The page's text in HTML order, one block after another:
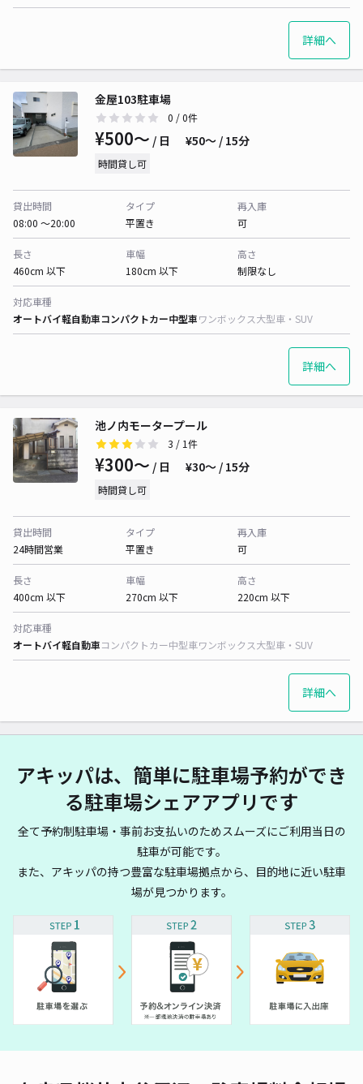
詳細へ
金屋103駐車場
0 / 0件
¥500〜 / 日 ¥50〜 / 15分
時間貸し可
貸出時間
08:00 〜20:00
タイプ
平置き
再入庫
可
長さ
460cm 以下
車幅
180cm 以下
高さ
制限なし
対応車種
オートバイ軽自動車コンパクトカー中型車ワンボックス大型車・SUV
詳細へ
池ノ内モータープール
3 / 1件
¥300〜 / 日 ¥30〜 / 15分
時間貸し可
貸出時間
24時間営業
タイプ
平置き
再入庫
可
長さ
400cm 以下
車幅
270cm 以下
高さ
220cm 以下
対応車種
オートバイ軽自動車コンパクトカー中型車ワンボックス大型車・SUV
詳細へ
アキッパは、簡単に駐車場予約ができ
る駐車場シェアアプリです
全て予約制駐車場・事前お支払いのためスムーズにご利用当日の
駐車が可能です。
また、アキッパの持つ豊富な駐車場拠点から、目的地に近い駐車
場が見つかります。